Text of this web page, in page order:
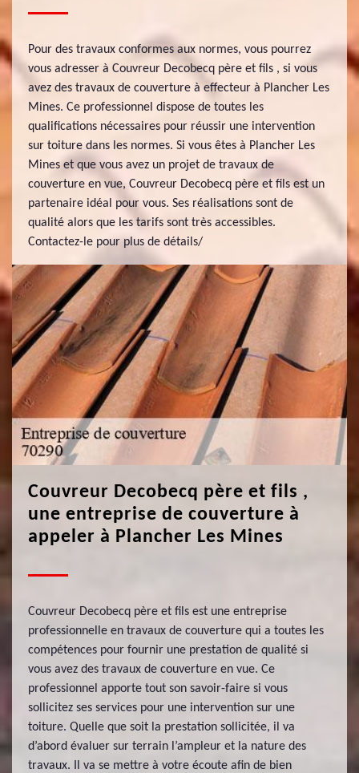
Pour des travaux conformes aux normes, vous pourrez
vous adresser à Couvreur Decobecq père et fils , si vous
avez des travaux de couverture à effecteur à Plancher Les
Mines. Ce professionnel dispose de toutes les
qualifications nécessaires pour réussir une intervention
sur toiture dans les normes. Si vous êtes à Plancher Les
Mines et que vous avez un projet de travaux de
couverture en vue, Couvreur Decobecq père et fils est un
partenaire idéal pour vous. Ses réalisations sont de
qualité alors que les tarifs sont très accessibles.
Contactez-le pour plus de détails/
Couvreur Decobecq père et fils ,
une entreprise de couverture à
appeler à Plancher Les Mines
Couvreur Decobecq père et fils est une entreprise
professionnelle en travaux de couverture qui a toutes les
compétences pour fournir une prestation de qualité si
vous avez des travaux de couverture en vue. Ce
professionnel apporte tout son savoir-faire si vous
sollicitez ses services pour une intervention sur une
toiture. Quelle que soit la prestation sollicitée, il va
d’abord évaluer sur terrain l’ampleur et la nature des
travaux. Il va se mettre à votre écoute afin de bien